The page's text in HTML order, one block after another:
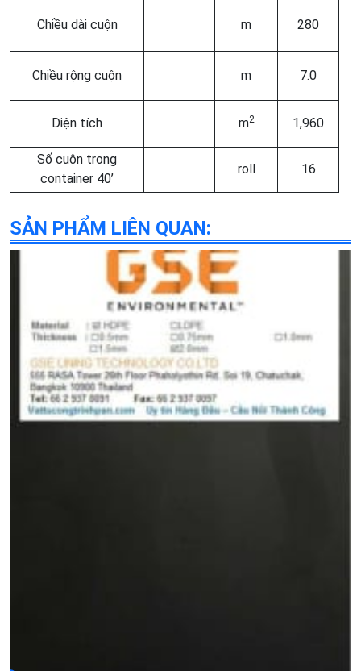
Chiều dài cuộn m 280
Chiều rộng cuộn m 7.0
Diện tích m2 1,960
Số cuộn trong
container 40’
roll 16
SẢN PHẨM LIÊN QUAN: